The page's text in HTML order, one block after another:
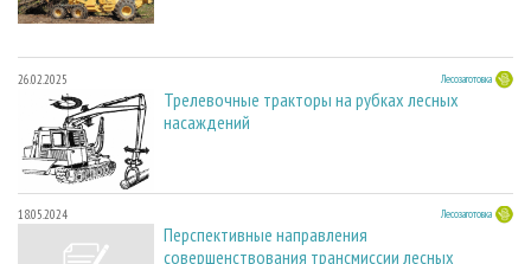
26.02.2025 Лесозаготовка
Трелевочные тракторы на рубках лесных
насаждений
18.05.2024 Лесозаготовка
Перспективные направления
совершенствования трансмиссии лесных